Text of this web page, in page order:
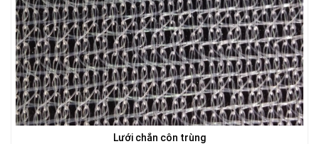
Lưới chắn côn trùng